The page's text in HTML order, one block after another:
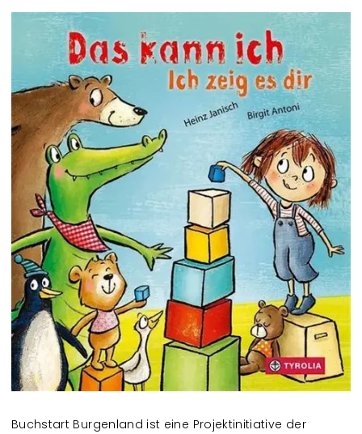
Buchstart Burgenland ist eine Projektinitiative der